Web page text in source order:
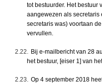
tot bestuurder. Het bestuur
aangewezen als secretaris
secretaris was) voortaan
vervullen.
2.22. Bij e-mailbericht van 28
het bestuur, [eiser 1] van
2.23. Op 4 september 2018